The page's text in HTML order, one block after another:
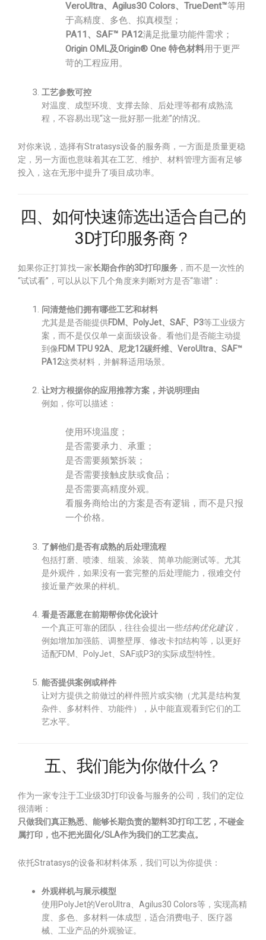
VeroUltra、Agilus30 Colors、TrueDent™等用
于高精度、多色、拟真模型；
PA11、SAF™ PA12满足批量功能件需求；
Origin OML及Origin® One 特色材料用于更严
苛的工程应用。
工艺参数可控
对温度、成型环境、支撑去除、后处理等都有成熟流
程，不容易出现“这一批好那一批差”的情况。
对你来说，选择有Stratasys设备的服务商，一方面是质量更稳
定，另一方面也意味着其在工艺、维护、材料管理方面有足够
投入，这在无形中提升了项目成功率。
四、如何快速筛选出适合自己的
3D打印服务商？
如果你正打算找一家长期合作的3D打印服务 ，而不是一次性的
“试试看”，可以从以下几个角度来判断对方是否“靠谱”：
问清楚他们拥有哪些工艺和材料
尤其是是否能提供FDM、PolyJet、SAF、P3等工业级方
案，而不是仅仅单一桌面级设备。看他们是否能主动提
到像FDM TPU 92A、尼龙12碳纤维、VeroUltra、SAF™
PA12这类材料，并解释适用场景。
让对方根据你的应用推荐方案，并说明理由
例如，你可以描述：
使用环境温度；
是否需要承力、承重；
是否需要频繁拆装；
是否需要接触皮肤或食品；
是否需要高精度外观。
看服务商给出的方案是否有逻辑，而不是只报
一个价格。
了解他们是否有成熟的后处理流程
包括打磨、喷漆、组装、涂装、简单功能测试等。尤其
是外观件，如果没有一套完整的后处理能力，很难交付
接近量产效果的样机。
看是否愿意在前期帮你优化设计
一个真正可靠的团队，往往会提出一些结构优化建议，
例如增加加强筋、调整壁厚、修改卡扣结构等，以更好
适配FDM、PolyJet、SAF或P3的实际成型特性。
能否提供案例或样件
让对方提供之前做过的样件照片或实物（尤其是结构复
杂件、多材料件、功能件），从中能直观看到它们的工
艺水平。
五、我们能为你做什么？
作为一家专注于工业级3D打印设备与服务的公司，我们的定位
很清晰：
只做我们真正熟悉、能够长期负责的塑料3D打印工艺，不碰金
属打印，也不把光固化/SLA作为我们的工艺卖点。
依托Stratasys的设备和材料体系，我们可以为你提供：
外观样机与展示模型
使用PolyJet的VeroUltra、Agilus30 Colors等，实现高精
度、多色、多材料一体成型，适合消费电子、医疗器
械、工业产品的外观验证。